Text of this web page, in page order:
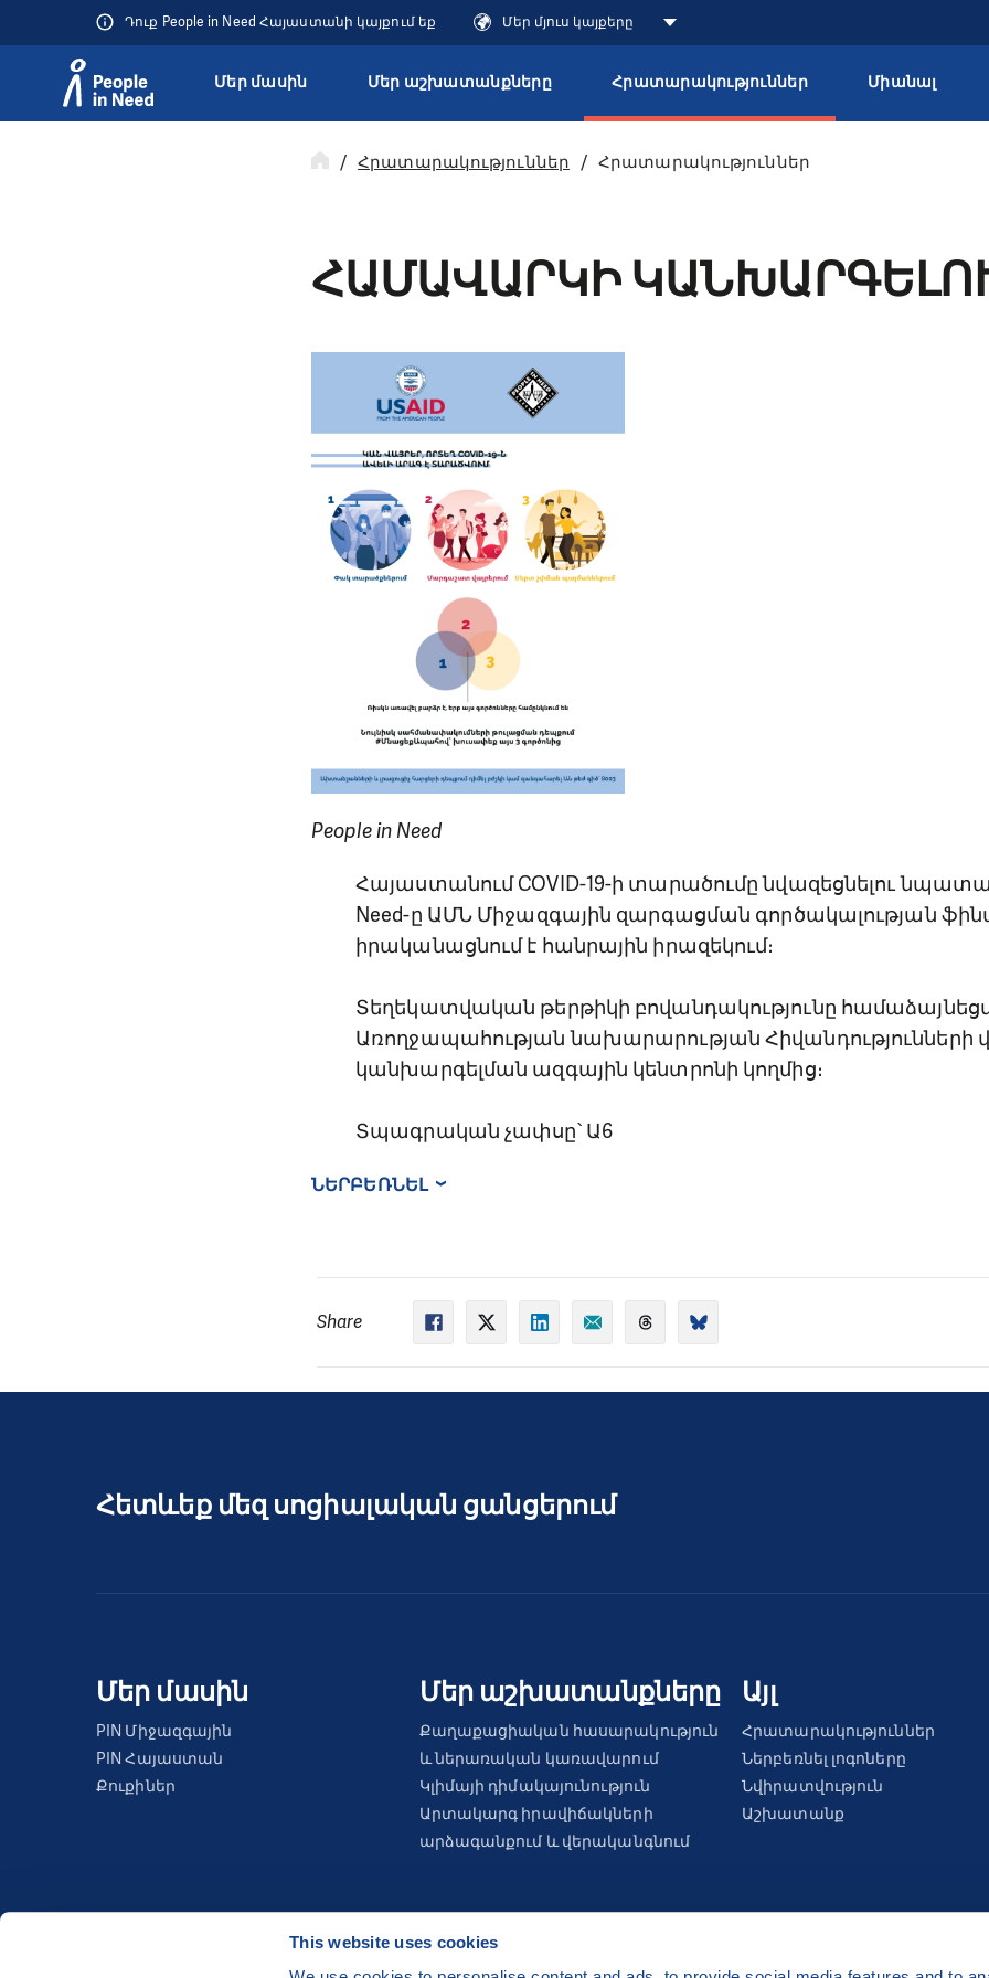
This website uses cookies
Դուք People in Need Հայաստանի կայքում եք Մեր մյուս կայքերը
Մեր մասին Մեր աշխատանքները Հրատարակություններ Միանալ
Հրատարակություններ Հրատարակություններ
ՀԱՄԱՎԱՐԿԻ
People in Need
Հայաստանում COVID-19-ի տարածումը նվազեցնելու
Need-ը ԱՄՆ Միջազգային զարգացման գործակալության
իրականացնում է հանրային իրազեկում։
Տեղեկատվական թերթիկի բովանդակությունը
Առողջապահության նախարարության Հիվանդությունների
կանխարգելման ազգային կենտրոնի կողմից։
Տպագրական չափսը՝ Ա6
ՆԵՐԲԵՌՆԵԼ
Share
Հետևեք մեզ սոցիալական ցանցերում
Մեր մասին
PIN Միջազգային
PIN Հայաստան
Քուքիներ
Մեր աշխատանքները
Քաղաքացիական հասարակություն
և ներառական կառավարում
Կլիմայի դիմակայունություն
Արտակարգ իրավիճակների
արձագանքում և վերականգնում
Այլ
Հրատարակություններ
Ներբեռնել լոգոները
Նվիրատվություն
Աշխատանք